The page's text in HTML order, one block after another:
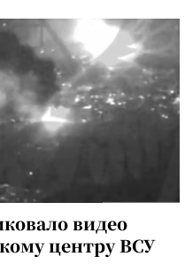
видео
центру ВСУ